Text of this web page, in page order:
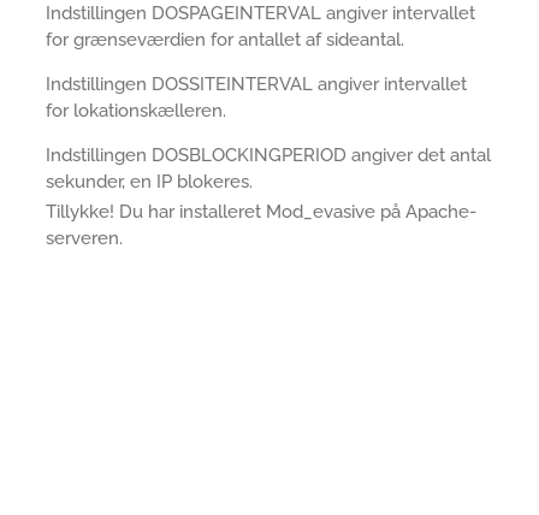
Indstillingen DOSPAGEINTERVAL angiver intervallet
for grænseværdien for antallet af sideantal.
Indstillingen DOSSITEINTERVAL angiver intervallet
for lokationskælleren.
Indstillingen DOSBLOCKINGPERIOD angiver det antal
sekunder, en IP blokeres.
Tillykke! Du har installeret Mod_evasive på Apache-
serveren.